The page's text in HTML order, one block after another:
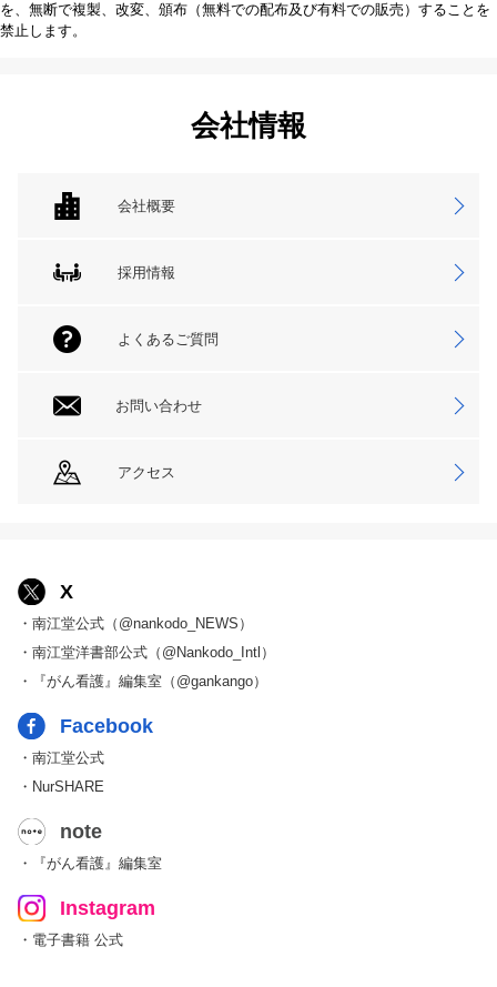
を、無断で複製、改変、頒布（無料での配布及び有料での販売）することを
禁止します。
会社情報
会社概要
採用情報
よくあるご質問
お問い合わせ
アクセス
X
・南江堂公式（@nankodo_NEWS）
・南江堂洋書部公式（@Nankodo_Intl）
・『がん看護』編集室（@gankango）
Facebook
・南江堂公式
・NurSHARE
note
・『がん看護』編集室
Instagram
・電子書籍 公式